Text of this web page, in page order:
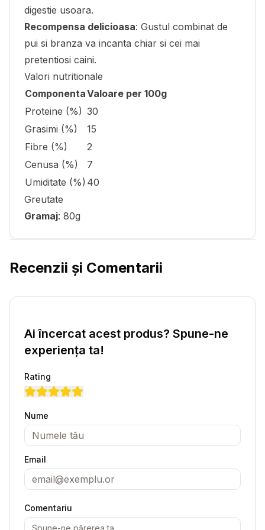
digestie usoara.
Recompensa delicioasa: Gustul combinat de
pui si branza va incanta chiar si cei mai
pretentiosi caini.
Valori nutritionale
ComponentaValoare per 100g
Proteine (%) 30
Grasimi (%)
15
Fibre (%)
2
Cenusa (%)
7
Umiditate (%) 40
Greutate
Gramaj: 80g
Recenzii și Comentarii
Ai încercat acest produs? Spune-ne
experiența ta!
Rating
Nume
Email
Comentariu